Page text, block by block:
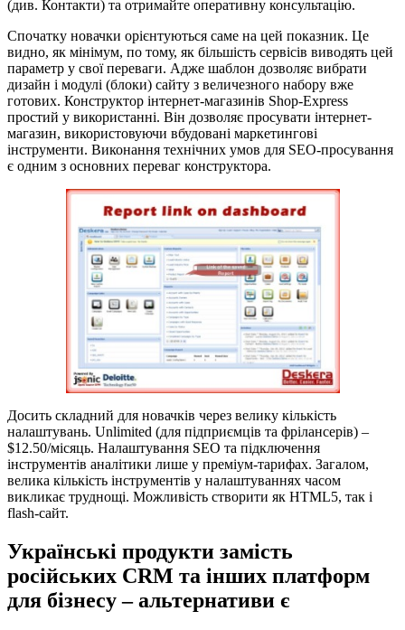
(див. Контакти) та отримайте оперативну консультацію.
Спочатку новачки орієнтуються саме на цей показник. Це
видно, як мінімум, по тому, як більшість сервісів виводять цей
параметр у свої переваги. Адже шаблон дозволяє вибрати
дизайн і модулі (блоки) сайту з величезного набору вже
готових. Конструктор інтернет-магазинів Shop-Express
простий у використанні. Він дозволяє просувати інтернет-
магазин, використовуючи вбудовані маркетингові
інструменти. Виконання технічних умов для SEO-просування
є одним з основних переваг конструктора.
Досить складний для новачків через велику кількість
налаштувань. Unlimited (для підприємців та фрілансерів) –
$12.50/місяць. Налаштування SEO та підключення
інструментів аналітики лише у преміум-тарифах. Загалом,
велика кількість інструментів у налаштуваннях часом
викликає труднощі. Можливість створити як HTML5, так і
flash-сайт.
Українські продукти замість
російських CRM та інших платформ
для бізнесу – альтернативи є